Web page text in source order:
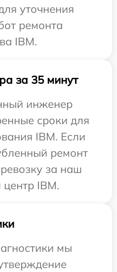
уточнения
ремонта
IBM.
за 35 минут
инженер
сроки для
IBM. Если
ремонт
за наш
центр IBM.
мы